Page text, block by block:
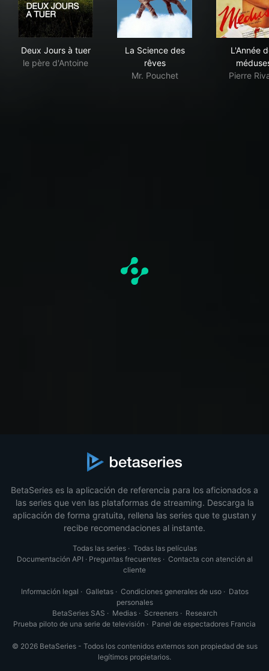
Deux Jours à tuer
le père d'Antoine
La Science des
rêves
Mr. Pouchet
L'Année
Pierre
BetaSeries es la aplicación de referencia para los aficionados a
las series que ven las plataformas de streaming. Descarga la
aplicación de forma gratuita, rellena las series que te gustan y
recibe recomendaciones al instante.
Todas las series· Todas las películas
Documentación API · Preguntas frecuentes· Contacta con atención al
cliente
Información legal · Galletas· Condiciones generales de uso· Datos
personales
BetaSeries SAS · Medias· Screeners· Research
Prueba piloto de una serie de televisión · Panel de espectadores Francia
© 2026 BetaSeries - Todos los contenidos externos son propiedad de sus
legítimos propietarios.